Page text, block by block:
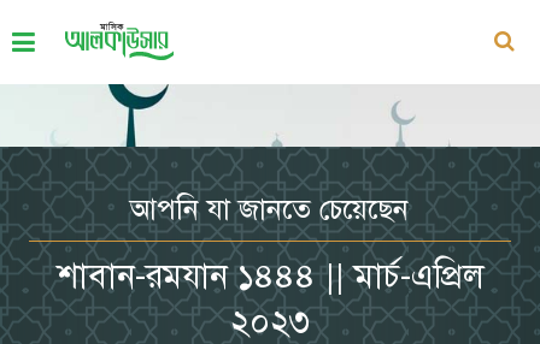
আপনি যা জানতে চেয়েছেন
শাবান-রমযান ১৪৪৪ || মার্চ-এপ্রিল
২০২৩